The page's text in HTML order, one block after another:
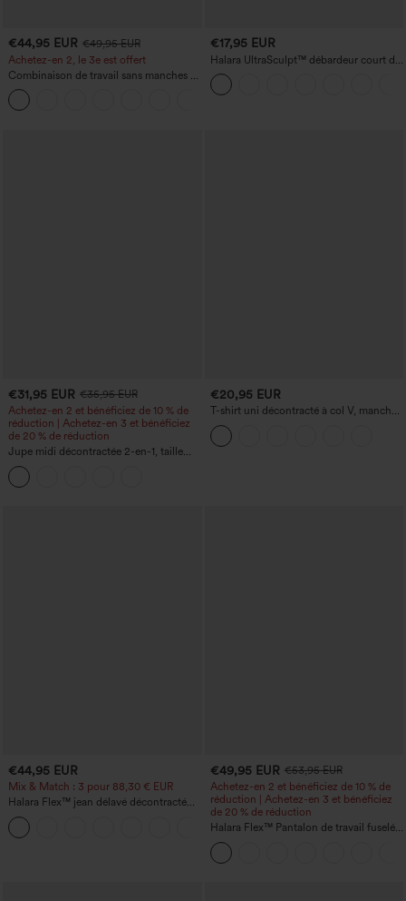
€44,95 EUR €49,95 EUR
Achetez-en 2, le 3e est offert
Combinaison de travail sans manches à
encolure bateau, côtés noués, toucher
frais, rayée, avec poches — Édition Easy
Peezy
€17,95 EUR
Halara UltraSculpt™ débardeur court de
yoga dos nu torsadé à bretelles doubles
€31,95 EUR €35,95 EUR
Achetez-en 2 et bénéficiez de 10 % de
réduction | Achetez-en 3 et bénéficiez
de 20 % de réduction
Jupe midi décontractée 2-en-1, taille
haute à effet gainant, froncée avec
ourlet arrondi, en polaire et PU
€20,95 EUR
T-shirt uni décontracté à col V, manches
courtes et fronces
€44,95 EUR
Mix & Match : 3 pour 88,30 € EUR
Halara Flex™ jean délavé décontracté
taille haute à poches, coupe baggy à
jambe large
+2
€49,95 EUR €53,95 EUR
Achetez-en 2 et bénéficiez de 10 % de
réduction | Achetez-en 3 et bénéficiez
de 20 % de réduction
Halara Flex™ Pantalon de travail fuselé,
uni, taille haute, avec poches